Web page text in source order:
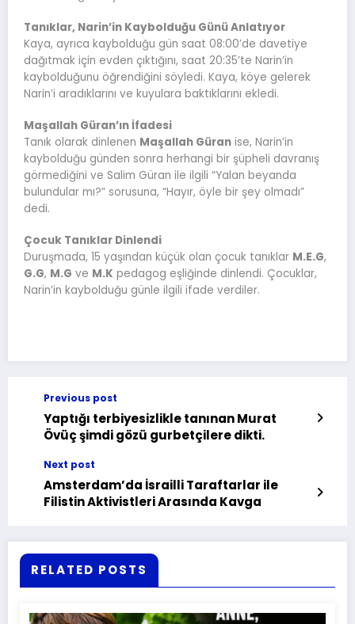
Tanıklar, Narin’in Kaybolduğu Günü Anlatıyor
Kaya, ayrıca kaybolduğu gün saat 08:00’de davetiye
dağıtmak için evden çıktığını, saat 20:35’te Narin’in
kaybolduğunu öğrendiğini söyledi. Kaya, köye gelerek
Narin’i aradıklarını ve kuyulara baktıklarını ekledi.
Maşallah Güran’ın İfadesi
Tanık olarak dinlenen Maşallah Güran ise, Narin’in
kaybolduğu günden sonra herhangi bir şüpheli davranış
görmediğini ve Salim Güran ile ilgili “Yalan beyanda
bulundular mı?” sorusuna, “Hayır, öyle bir şey olmadı”
dedi.
Çocuk Tanıklar Dinlendi
Duruşmada, 15 yaşından küçük olan çocuk tanıklar M.E.G,
G.G, M.G ve M.K pedagog eşliğinde dinlendi. Çocuklar,
Narin’in kaybolduğu günle ilgili ifade verdiler.
Previous post
Yaptığı terbiyesizlikle tanınan Murat
Övüç şimdi gözü gurbetçilere dikti.
Next post
Amsterdam’da İsrailli Taraftarlar ile
Filistin Aktivistleri Arasında Kavga
RELATED POSTS